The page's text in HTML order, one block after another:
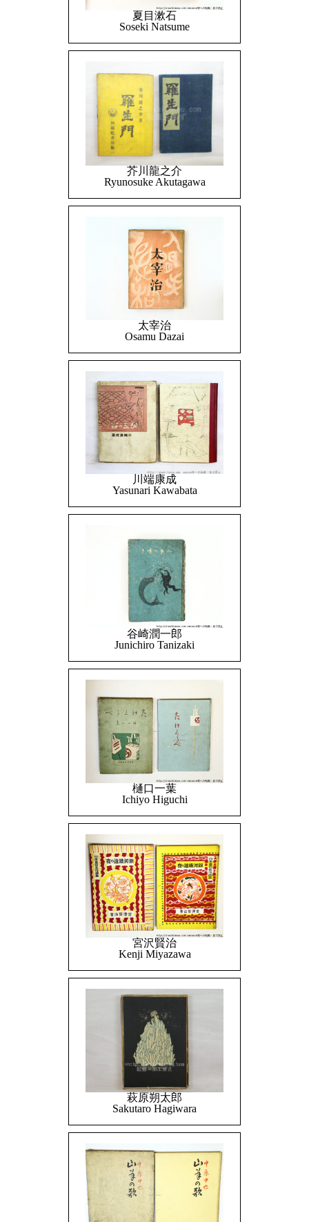
夏目漱石
Soseki Natsume
芥川龍之介
Ryunosuke Akutagawa
太宰治
Osamu Dazai
川端康成
Yasunari Kawabata
谷崎潤一郎
Junichiro Tanizaki
樋口一葉
Ichiyo Higuchi
宮沢賢治
Kenji Miyazawa
萩原朔太郎
Sakutaro Hagiwara